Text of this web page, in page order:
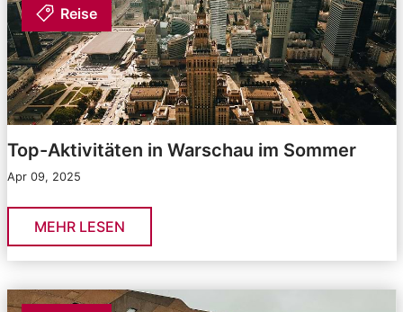
Reise
Top-Aktivitäten in Warschau im Sommer
Apr 09, 2025
MEHR LESEN